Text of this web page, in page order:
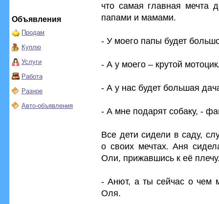
Объявления
Продам
Куплю
Услуги
Работа
Разное
Авто-объявления
что самая главная мечта
папами и мамами.
- У моего папы будет
- А у моего – крутой
- А у нас будет большая
- А мне подарят собаку, -
Все дети сидели в саду,
о своих мечтах. Аня
Оли, прижавшись к её
- Анют, а ты сейчас о чем
Оля.